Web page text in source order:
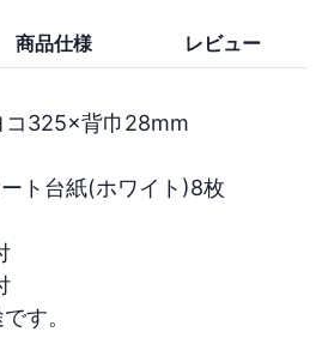
商品仕様 レビュー
325×背巾28mm
ト台紙(ホワイト)8枚
す。